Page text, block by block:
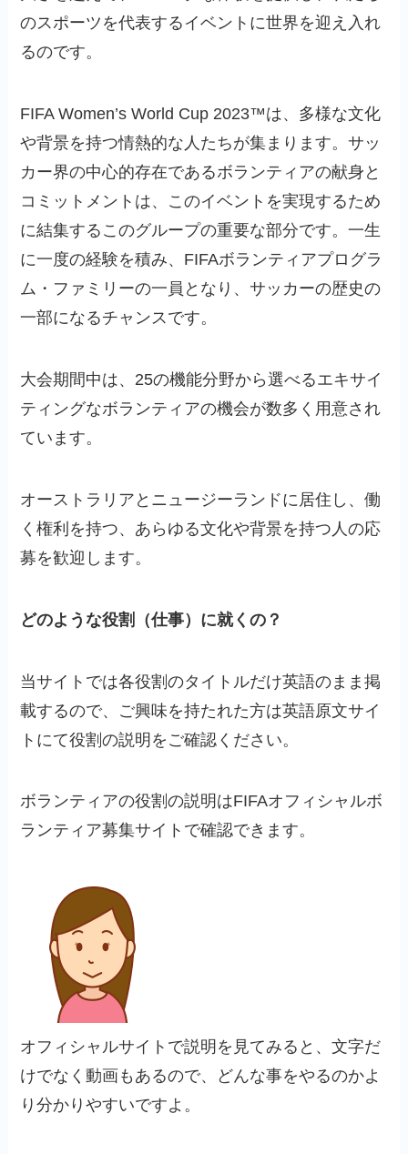
のスポーツを代表するイベントに世界を迎え入れ
るのです。
FIFA Women’s World Cup 2023™は、多様な文化
や背景を持つ情熱的な人たちが集まります。サッ
カー界の中心的存在であるボランティアの献身と
コミットメントは、このイベントを実現するため
に結集するこのグループの重要な部分です。一生
に一度の経験を積み、FIFAボランティアプログラ
ム・ファミリーの一員となり、サッカーの歴史の
一部になるチャンスです。
大会期間中は、25の機能分野から選べるエキサイ
ティングなボランティアの機会が数多く用意され
ています。
オーストラリアとニュージーランドに居住し、働
く権利を持つ、あらゆる文化や背景を持つ人の応
募を歓迎します。
どのような役割（仕事）に就くの？
当サイトでは各役割のタイトルだけ英語のまま掲
載するので、ご興味を持たれた方は英語原文サイ
トにて役割の説明をご確認ください。
ボランティアの役割の説明はFIFAオフィシャルボ
ランティア募集サイトで確認できます。
オフィシャルサイトで説明を見てみると、文字だ
けでなく動画もあるので、どんな事をやるのかよ
り分かりやすいですよ。